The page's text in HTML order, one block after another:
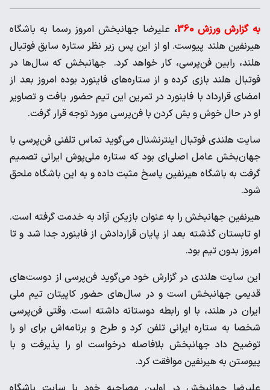
به گزارش ورزش 360 ،علیرضا جهانبخش امروز رسما به باشگاه
‌هیرنفین هلند پیوست. او از این پس زیر نظر ستاره سابق فوتبال
‌هلند، رابین فن‌پرسی، کار خواهد کرد. ‌ جهانبخش که سال‌ها در
فوتبال هلند بازی کرده و از ستاره‌های فاینورد ‌بوده امروز بعد از
امضای قرارداد با فاینورد در تمرین این تیم حضور ‌یافت و تصاویر
او در حال خوش و بش کردن با فن‌پرسی مورد توجه ‌قرار گرفت. ‌
سایت هلندی فوتبال اینترنشنال می‌گوید تماس تلفنی فن‌پرسی با
‌جهان‌بخش عامل اصلی‌ای بود که ستاره ملی‌پوش ایرانی تصمیم
‌گرفت به باشگاه هیرنفین پاسخ مثبت داده و به این باشگاه ملحق
‌شود. ‌
هیرنفین جهانبخش را به عنوان بازیکن آزاد به خدمت گرفته است.
او ‌تابستان گذشته بعد از پایان قراردادش از فاینورد جدا شد و تا
امروز ‌بدون تیم بود. ‌
این سایت هلندی در گزارش خود می‌گوید فن‌پرسی از دوست‌های
‌قدیمی جهانبخش است و در سال‌های حضور کاپیتان تیم ملی
ایران در ‌هلند، با او رابطه دوستانه داشته است. وقتی فن‌پرسی
شخصا به ‌ستاره ایرانی تلفن کرد و طرح و برنامه‌اش برای او را
توضیح داد ‌جهانبخش بلافاصله درخواست او را پذیرفت و با
پیوستن به هیرنفین ‌موافقت کرد. ‌